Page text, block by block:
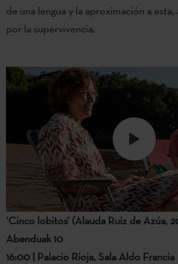
de una lengua y la aproximación a
por la supervivencia.
‘Cinco lobitos’ (Alauda Ruiz de Azúa,
Abenduak 10
16:00 | Palacio Rioja, Sala Aldo Francia